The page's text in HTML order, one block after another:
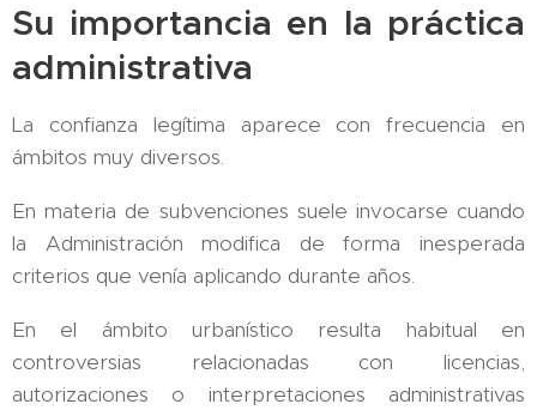
Su importancia en la práctica
administrativa
La confianza legítima aparece con frecuencia en
ámbitos muy diversos.
En materia de subvenciones suele invocarse cuando
la Administración modifica de forma inesperada
criterios que venía aplicando durante años.
En el ámbito urbanístico resulta habitual en
controversias relacionadas con licencias,
autorizaciones o interpretaciones administrativas